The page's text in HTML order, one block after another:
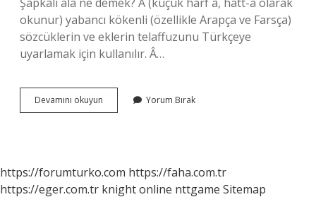
okunur) yabancı kökenli (özellikle Arapça ve Farsça)
sözcüklerin ve eklerin telaffuzunu Türkçeye
uyarlamak için kullanılır. Â…
Devamını okuyun
Kimlikte
Yorum Bırak
https://forumturko.com https://faha.com.tr
https://eger.com.tr knight online nttgame Sitemap